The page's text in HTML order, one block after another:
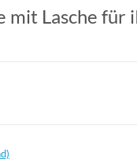
mit Lasche für